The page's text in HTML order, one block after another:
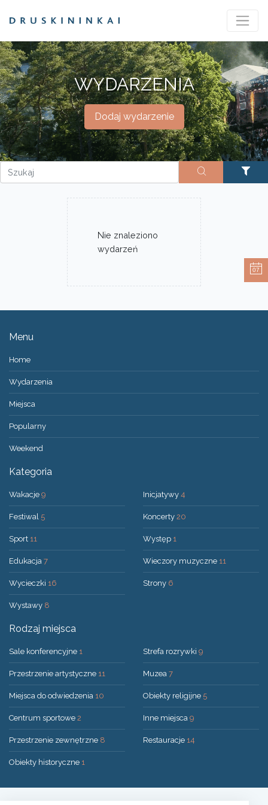
WYDARZENIA
Dodaj wydarzenie
Nie znaleziono
wydarzeń
Menu
Home
Wydarzenia
Miejsca
Popularny
Weekend
Kategoria
Wakacje 9
Festiwal 5
Sport 11
Edukacja 7
Wycieczki 16
Wystawy 8
Inicjatywy 4
Koncerty 20
Występ 1
Wieczory muzyczne 11
Strony 6
Rodzaj miejsca
Sale konferencyjne 1
Przestrzenie artystyczne 11
Miejsca do odwiedzenia 10
Centrum sportowe 2
Przestrzenie zewnętrzne 8
Obiekty historyczne 1
Strefa rozrywki 9
Muzea 7
Obiekty religijne 5
Inne miejsca 9
Restauracje 14
07